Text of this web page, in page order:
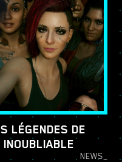
LÉGENDES DE
INOUBLIABLE
NEWS_